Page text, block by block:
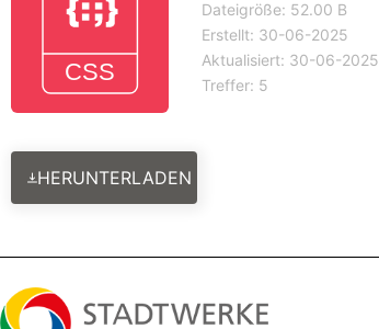
Dateigröße: 52.00 B
Erstellt: 30-06-2025
Aktualisiert: 30-06-2025
Treffer: 5
HERUNTERLADEN